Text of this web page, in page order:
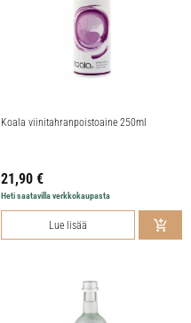
Koala viinitahranpoistoaine 250ml
21,90 €
Heti saatavilla verkkokaupasta
Lue lisää